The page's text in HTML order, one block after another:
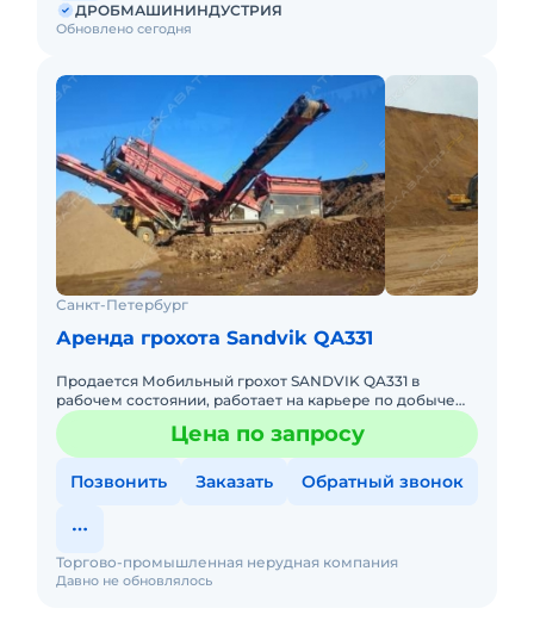
Обновлено сегодня
ДРОБМАШИНИНДУСТРИЯ
Санкт-Петербург
Аренда грохота Sandvik QA331
Продается Мобильный грохот SANDVIK QA331 в
рабочем состоянии, работает на карьере по добыче
песка.В хорошем состоянии. Двигатель без
нареканий. Цена с НДС. ВЦена по запросу
Позвонить Заказать Обратный звонок
Давно не обновлялось
Торгово-промышленная нерудная компания